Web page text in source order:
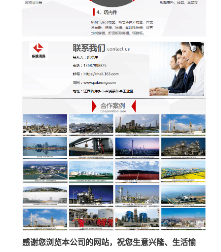
感谢您浏览本公司的网站，祝您生意兴隆、生活愉